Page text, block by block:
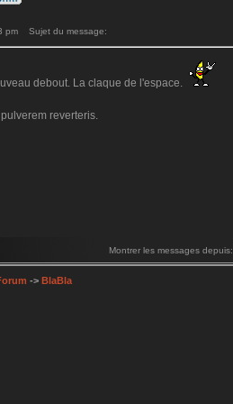
pm Sujet du message:
debout. La claque de l'espace.
reverteris.
Montrer les messages depuis:
-> BlaBla